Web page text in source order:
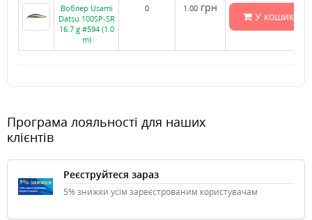
Воблер Usami
Datsu 100SP-SR
16.7 g #594 (1.0
m)
0 1.00 грн
У кошик
Програма лояльності для наших
клієнтів
Реєструйтеся зараз
5% знижки усім зареєстрованим користувачам